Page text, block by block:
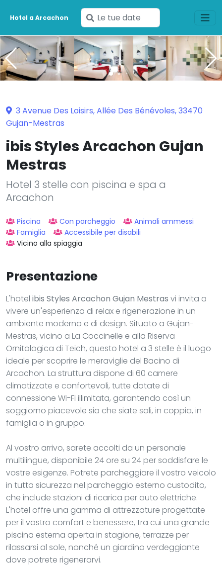
Hotel a Arcachon
Inserisci
le
tue
date
3 Avenue Des Loisirs, Allée Des Bénévoles, 33470
Gujan-Mestras
ibis Styles Arcachon Gujan
Mestras
Hotel 3 stelle con piscina e spa a
Arcachon
Piscina Con parcheggio
Animali ammessi
Famiglia
Accessibile per disabili
Vicino alla spiaggia
Presentazione
L'hotel ibis Styles Arcachon Gujan Mestras vi invita a
vivere un'esperienza di relax e rigenerazione in un
ambiente moderno e di design. Situato a Gujan-
Mestras, vicino a La Coccinelle e alla Riserva
Ornitologica di Teich, questo hotel a 3 stelle è il luogo
ideale per scoprire le meraviglie del Bacino di
Arcachon. La struttura dispone di 60 camere
climatizzate e confortevoli, tutte dotate di
connessione Wi-Fi illimitata, garantendo così un
soggiorno piacevole sia che siate soli, in coppia, in
famiglia o in gruppo.
Al vostro arrivo, sarete accolti da un personale
multilingue, disponibile 24 ore su 24 per soddisfare le
vostre esigenze. Potrete parcheggiare il vostro veicolo
in tutta sicurezza nel parcheggio esterno custodito,
che include stazioni di ricarica per auto elettriche.
L'hotel offre una gamma di attrezzature progettate
per il vostro comfort e benessere, tra cui una grande
piscina esterna aperta in stagione, terrazze per
rilassarsi al sole, nonché un giardino verdeggiante
dove potrete rigenerarvi.